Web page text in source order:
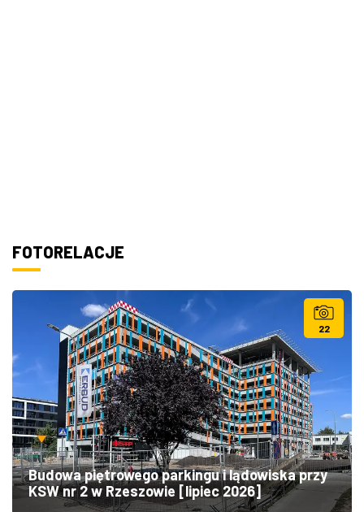
FOTORELACJE
22
Budowa piętrowego parkingu i lądowiska przy
KSW nr 2 w Rzeszowie [lipiec 2026]